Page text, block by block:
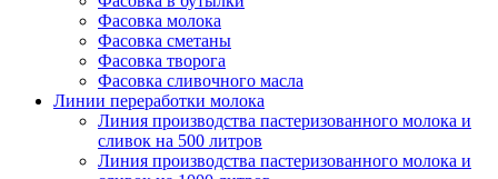
Фасовка молока
Фасовка сметаны
Фасовка творога
Фасовка сливочного масла
Линии переработки молока
Линия производства пастеризованного молока и
сливок на 500 литров
Линия производства пастеризованного молока и